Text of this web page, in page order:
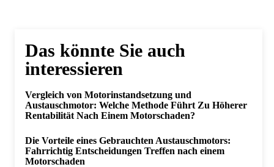
Das könnte Sie auch
interessieren
Vergleich von Motorinstandsetzung und
Austauschmotor: Welche Methode Führt Zu Höherer
Rentabilität Nach Einem Motorschaden?
Die Vorteile eines Gebrauchten Austauschmotors:
Fahrrichtig Entscheidungen Treffen nach einem
Motorschaden